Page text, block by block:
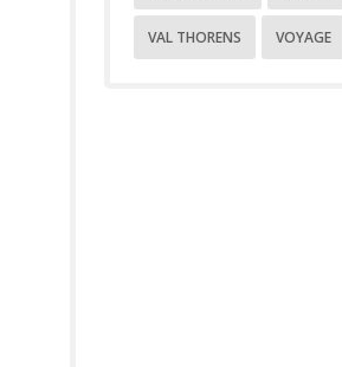
VAL THORENS VOYAGE